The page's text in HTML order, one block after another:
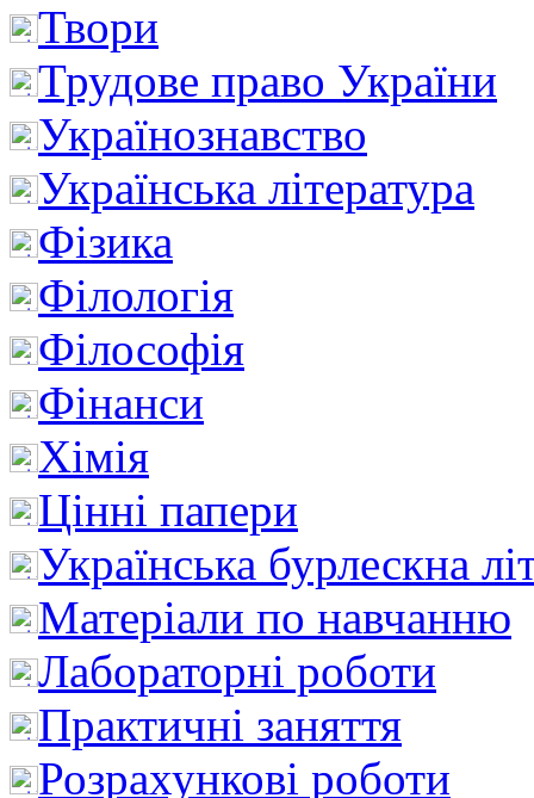
Твори
Трудове право України
Українознавство
Українська література
Фізика
Філологія
Філософія
Фінанси
Хімія
Цінні папери
Українська бурлескна
Матеріали по навчанню
Лабораторні роботи
Практичні заняття
Розрахункові роботи